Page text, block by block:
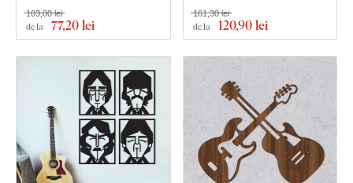
de la 77,20 lei
103,00 lei
de la 120,90 lei
161,30 lei